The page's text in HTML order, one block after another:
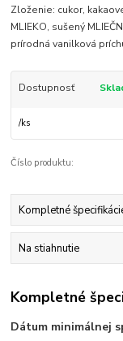
Zloženie: cukor,
MLIEKO, sušený
prírodná vanilková
Dostupnosť
/ks
Číslo produktu:
Kompletné
Na stiahnutie
Kompletné
Dátum minimálnej